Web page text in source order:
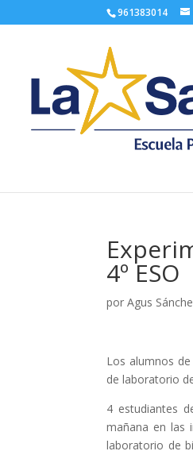
961383014
4º ESO
porAgus
Los alumnos
de laboratorio
4 estudiantes
mañana en las
laboratorio de